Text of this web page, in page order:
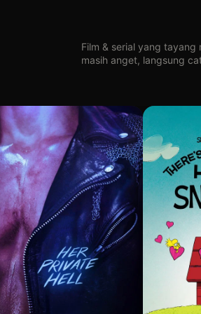
Film & serial yang
masih anget, langsung